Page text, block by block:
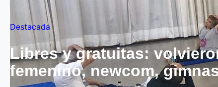
Destacada
Libres y gratuitas:
femenino, newcom,